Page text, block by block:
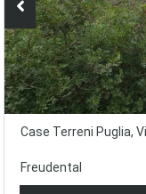
Case Terreni Puglia,
Freudental